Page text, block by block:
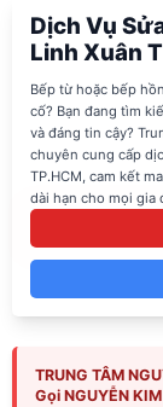
Dịch Vụ
Linh Xuân
Bếp từ hoặc bếp
cố? Bạn đang tìm
và đáng tin cậy?
chuyên cung cấp
TP.HCM, cam kết
dài hạn cho mọi gia
TRUNG TÂM
Gọi NGUYỄN